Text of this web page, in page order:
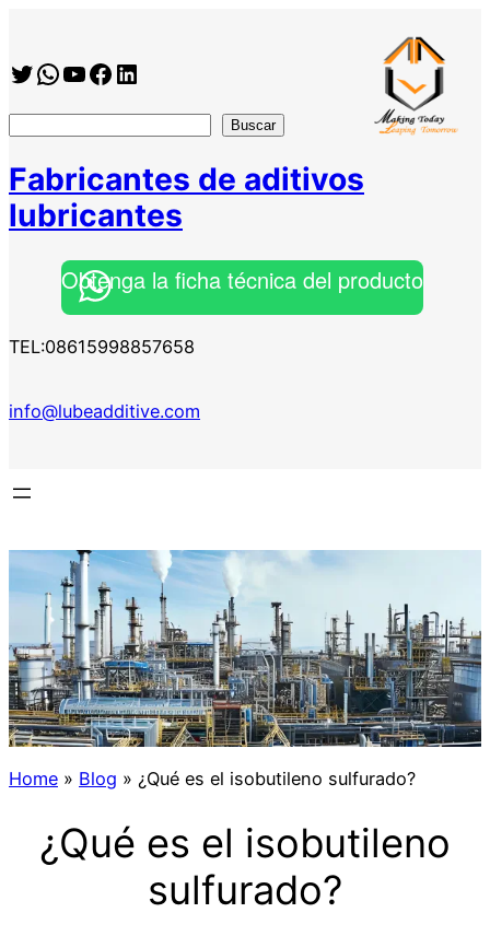
contenido
Twitter
WhatsApp
YouTube
Facebook
https://www.linkedin.com/company/shanghai-minglan-chemical-co–ltd
Buscar
Fabricantes de aditivos
lubricantes
Obtenga la ficha técnica del producto
TEL:08615998857658
info@lubeadditive.com
Home » Blog » ¿Qué es el isobutileno sulfurado?
¿Qué es el isobutileno
sulfurado?